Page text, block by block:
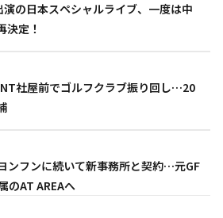
演の日本スペシャルライブ、一度は中
定！
社屋前でゴルフクラブ振り回し…20
ンフンに続いて新事務所と契約…元GF
のAT AREAへ